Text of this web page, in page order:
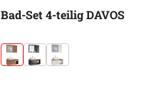
Bad-Set 4-teilig DAVOS